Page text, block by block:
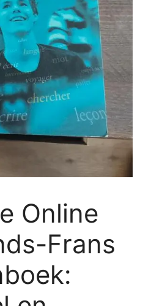
Online
Frans